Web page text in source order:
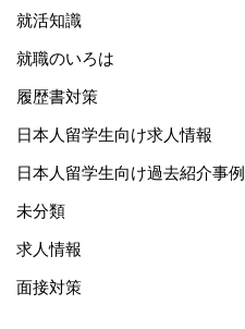
就活知識
就職のいろは
履歴書対策
日本人留学生向け求人情報
日本人留学生向け過去紹介事例
未分類
求人情報
面接対策